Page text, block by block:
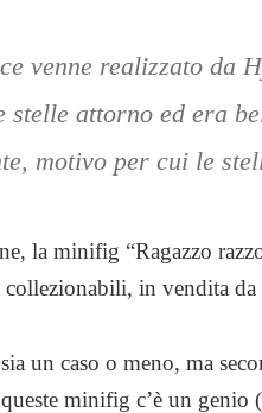
venne realizzato da
stelle attorno ed era
motivo per cui le
la minifig “Ragazzo
in vendita da
un caso o meno, ma
minifig c’è un genio